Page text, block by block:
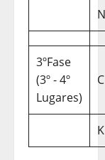
3ºFase
(3º - 4º
Lugares)